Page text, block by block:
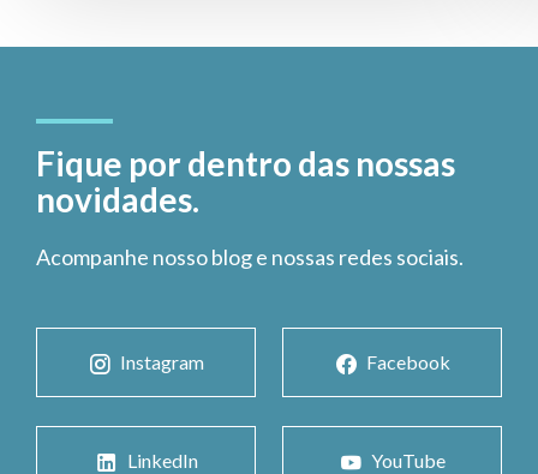
Fique por dentro das nossas
novidades.
Acompanhe nosso blog e nossas redes sociais.
Instagram Facebook
LinkedIn YouTube